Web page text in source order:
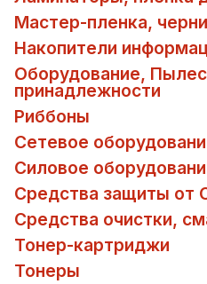
Мастер-пленка,
Накопители
Оборудование,
принадлежности
Риббоны
Сетевое
Силовое
Средства защиты от
Средства очистки,
Тонер-картриджи
Тонеры